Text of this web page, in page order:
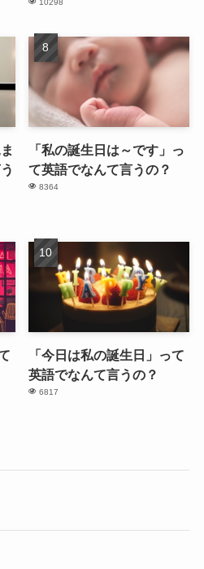
「私の誕生日は～です」っ
て英語でなんて言うの？
8364
「今日は私の誕生日」って
英語でなんて言うの？
6817